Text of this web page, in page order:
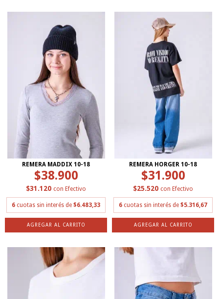
REMERA MADDIX 10-18
$38.900
$31.120 con Efectivo
6 cuotas sin interés de $6.483,33
AGREGAR AL CARRITO
REMERA HORGER 10-18
$31.900
$25.520 con Efectivo
6 cuotas sin interés de $5.316,67
AGREGAR AL CARRITO